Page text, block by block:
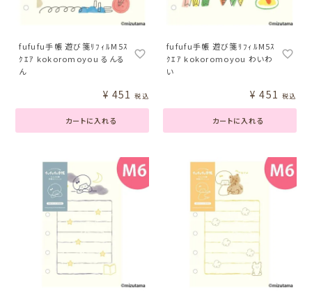
fufufu手帳 遊び箋ﾘﾌｨﾙM5ｽ
ｸｴｱ kokoromoyou るんる
ん
カートに入れる
¥ 451 税込
fufufu手帳 遊び箋ﾘﾌｨﾙM5ｽ
ｸｴｱ kokoromoyou わいわ
い
カートに入れる
¥ 451 税込